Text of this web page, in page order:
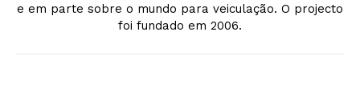
e em parte sobre o mundo para veiculação. O projecto
foi fundado em 2006.